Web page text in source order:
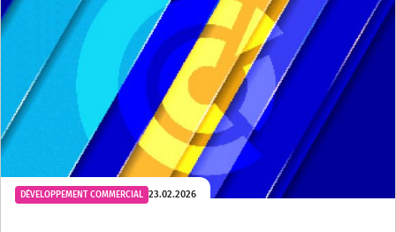
DÉVELOPPEMENT COMMERCIAL 23.02.2026